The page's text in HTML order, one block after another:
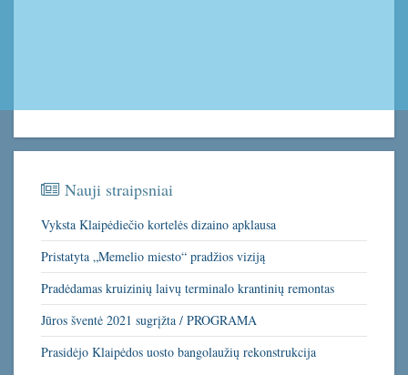
Nauji straipsniai
Vyksta Klaipėdiečio kortelės dizaino apklausa
Pristatyta „Memelio miesto“ pradžios viziją
Pradėdamas kruizinių laivų terminalo krantinių remontas
Jūros šventė 2021 sugrįžta / PROGRAMA
Prasidėjo Klaipėdos uosto bangolaužių rekonstrukcija